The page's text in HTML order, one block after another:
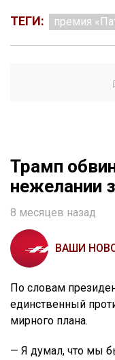
ТЕГИ: премия
Трамп
нежелании
8 месяцев назад
ВАШИ
По словам
единственный
мирного плана.
— Я думал, что мы